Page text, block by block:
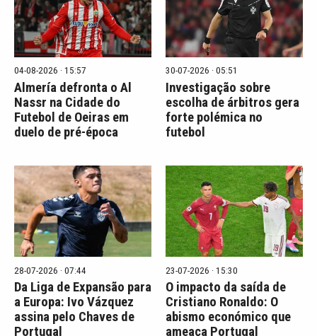
04-08-2026 · 15:57
Almería defronta o Al
Nassr na Cidade do
Futebol de Oeiras em
duelo de pré-época
30-07-2026 · 05:51
Investigação sobre
escolha de árbitros gera
forte polémica no
futebol
28-07-2026 · 07:44
Da Liga de Expansão para
a Europa: Ivo Vázquez
assina pelo Chaves de
Portugal
23-07-2026 · 15:30
O impacto da saída de
Cristiano Ronaldo: O
abismo económico que
ameaça Portugal